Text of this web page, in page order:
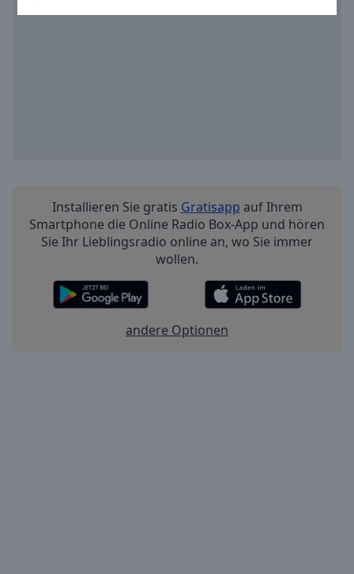
Installieren Sie gratis Gratisapp auf Ihrem
Smartphone die Online Radio Box-App und hören
Sie Ihr Lieblingsradio online an, wo Sie immer
wollen.
andere Optionen